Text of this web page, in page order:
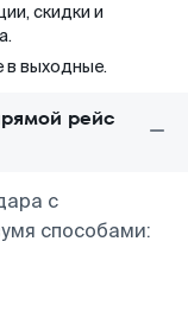
скидки и
в выходные.
рейс
с
способами: